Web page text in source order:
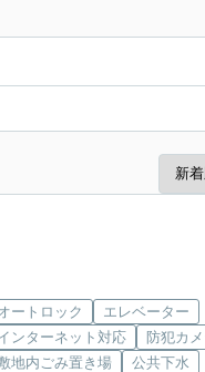
ートロック
エレベーター
ンターネット対応
防犯カ
地内ごみ置き場
公共下水